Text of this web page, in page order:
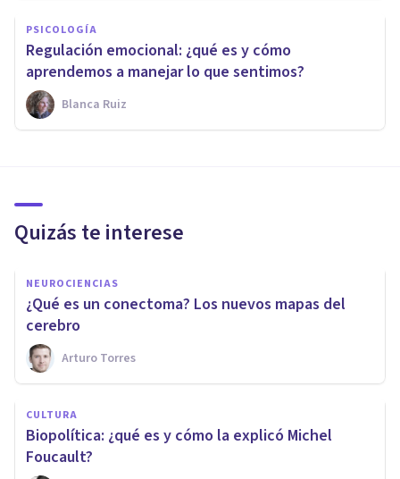
PSICOLOGÍA
Regulación emocional: ¿qué es y cómo
aprendemos a manejar lo que sentimos?
Blanca Ruiz
Quizás te interese
NEUROCIENCIAS
¿Qué es un conectoma? Los nuevos mapas del
cerebro
Arturo Torres
CULTURA
Biopolítica: ¿qué es y cómo la explicó Michel
Foucault?